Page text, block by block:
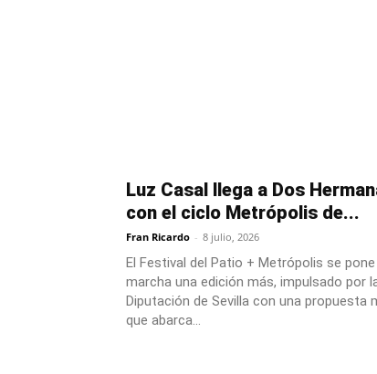
Luz Casal llega a Dos
con el ciclo Metrópolis de...
Fran Ricardo - 8 julio, 2026
El Festival del Patio + Metrópolis se pone
marcha una edición más, impulsado por
Diputación de Sevilla con una propuesta
que abarca...